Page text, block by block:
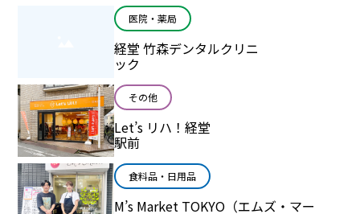
医院・薬局
経堂 竹森デンタルクリニ
ック
その他
Let’s リハ！経堂
駅前
食料品・日用品
M’s Market TOKYO（エムズ・マー